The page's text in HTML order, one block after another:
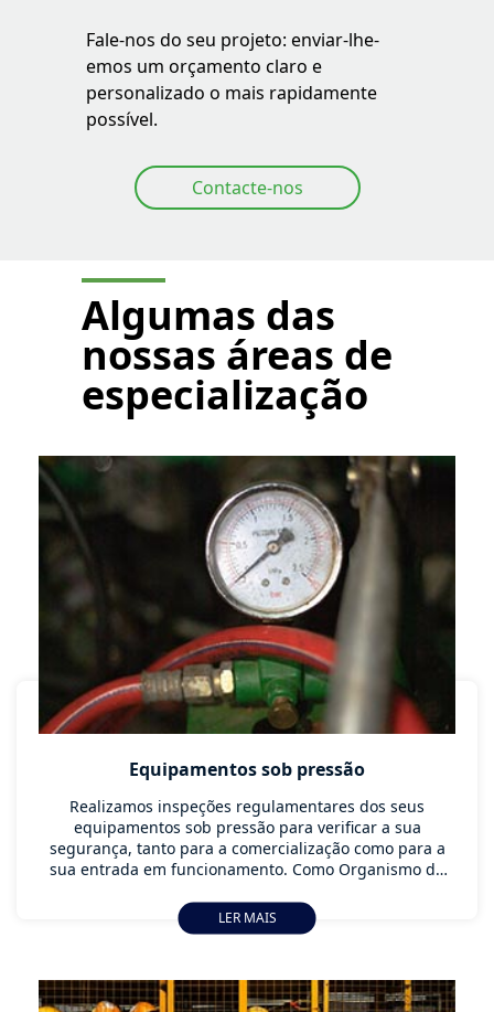
Fale-nos do seu projeto: enviar-lhe-
emos um orçamento claro e
personalizado o mais rapidamente
possível.
Contacte-nos
Algumas das
nossas áreas de
especialização
Equipamentos sob pressão
Realizamos inspeções regulamentares dos seus
equipamentos sob pressão para verificar a sua
segurança, tanto para a comercialização como para a
sua entrada em funcionamento. Como Organismo de
oferecemos-lhe a garantia técnica de que necessita.
LER MAIS